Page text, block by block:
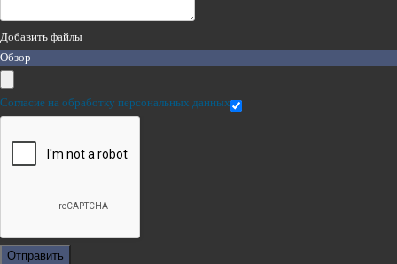
Добавить файлы
Обзор
Согласие на обработку персональных данных
Отправить